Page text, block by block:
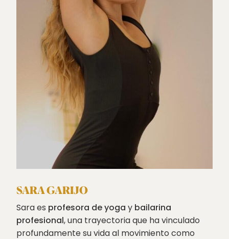
SARA GARIJO
Sara es profesora de yoga y bailarina
profesional, una trayectoria que ha vinculado
profundamente su vida al movimiento como